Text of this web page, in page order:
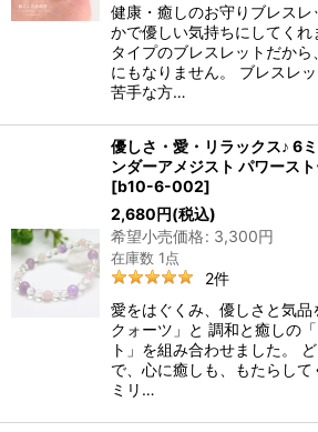
健康・癒しのお守りブレス
かで優しい気持ちにしてく
タイプのブレスレットだか
にもなりません。 ブレスレ
苦手な方…
優しさ・愛・リラックス♪ 6
ンダーアメジスト パワース
[b10-6-002]
2,680円(税込)
希望小売価格: 3,300円
在庫数 1点
2件
愛をはぐくみ、優しさと気
クォーツ」と 調和と癒しの
ト」を組み合わせました。
で、心に癒しも、もたらし
ミリ…